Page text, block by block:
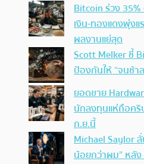
Bitcoin ร่วง
เงิน-ทองแดงพุ่ง
ผลงานแย่สุด
Scott Melker ชี้
ป้องกันให้ “จนช้า
ยอดขาย
นักลงทุนแห่ถือคริ
ก.ย.นี้
Michael Saylor
น้อยกว่าผม” หลัง